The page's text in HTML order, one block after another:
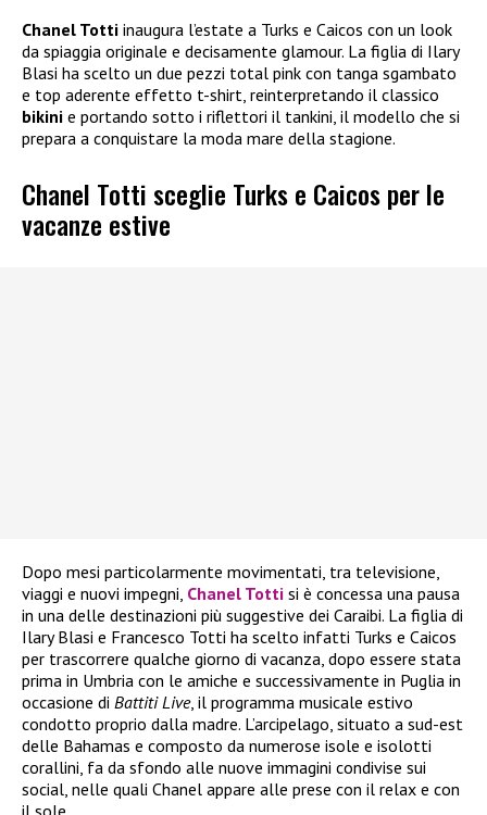
Chanel Totti inaugura l’estate a Turks e Caicos con un look
da spiaggia originale e decisamente glamour. La figlia di Ilary
Blasi ha scelto un due pezzi total pink con tanga sgambato
e top aderente effetto t-shirt, reinterpretando il classico
bikini e portando sotto i riflettori il tankini, il modello che si
prepara a conquistare la moda mare della stagione.
Chanel Totti sceglie Turks e Caicos per le
vacanze estive
Dopo mesi particolarmente movimentati, tra televisione,
viaggi e nuovi impegni, Chanel Totti si è concessa una pausa
in una delle destinazioni più suggestive dei Caraibi. La figlia di
Ilary Blasi e Francesco Totti ha scelto infatti Turks e Caicos
per trascorrere qualche giorno di vacanza, dopo essere stata
prima in Umbria con le amiche e successivamente in Puglia in
occasione di Battiti Live, il programma musicale estivo
condotto proprio dalla madre. L’arcipelago, situato a sud-est
delle Bahamas e composto da numerose isole e isolotti
corallini, fa da sfondo alle nuove immagini condivise sui
social, nelle quali Chanel appare alle prese con il relax e con